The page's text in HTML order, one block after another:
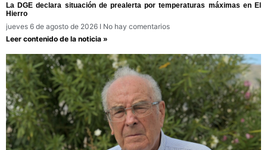
La DGE declara situación de prealerta por temperaturas máximas en El
Hierro
jueves 6 de agosto de 2026
No hay comentarios
Leer contenido de la noticia »